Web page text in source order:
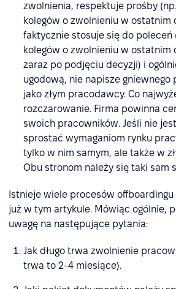
zwolnienia, respektuje prośby
kolegów o zwolnieniu w ostatnim
faktycznie stosuje się do poleceń
kolegów o zwolnieniu w ostatnim
zaraz po podjęciu decyzji) i
ugodową, nie napisze gniewnego
jako złym pracodawcy. Co
rozczarowanie. Firma powinna
swoich pracowników. Jeśli nie
sprostać wymaganiom rynku
tylko w nim samym, ale także w
Obu stronom należy się taki sam
Istnieje wiele procesów
już w tym artykule. Mówiąc ogólnie,
uwagę na następujące pytania:
Jak długo trwa zwolnienie
trwa to 2-4 miesiące).